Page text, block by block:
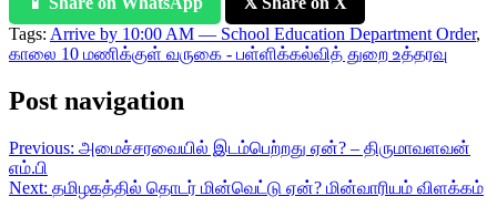
Tags: Arrive by 10:00 AM — School Education Department Order,
காலை 10 மணிக்குள் வருகை - பள்ளிக்கல்வித் துறை உத்தரவு
Post navigation
Previous: அமைச்சரவையில் இடம்பெற்றது ஏன்? – திருமாவளவன்
எம்.பி
Next: தமிழகத்தில் தொடர் மின்வெட்டு ஏன்? மின்வாரியம் விளக்கம்